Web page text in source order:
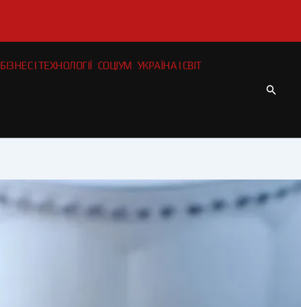
БІЗНЕС І ТЕХНОЛОГІЇ СОЦІУМ УКРАЇНА І СВІТ